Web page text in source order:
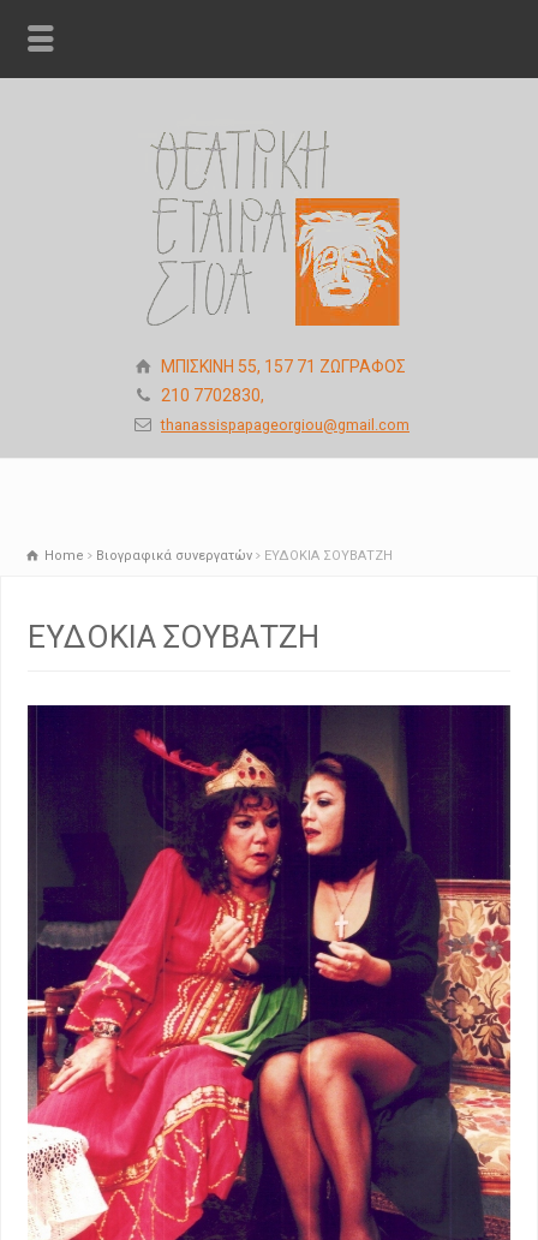
ΜΠΙΣΚΙΝΗ 55, 157 71 ΖΩΓΡΑΦΟΣ
210 7702830,
thanassispapageorgiou@gmail.com
Home Βιογραφικά συνεργατών ΕΥΔΟΚΙΑ ΣΟΥΒΑΤΖΗ
ΕΥΔΟΚΙΑ ΣΟΥΒΑΤΖΗ